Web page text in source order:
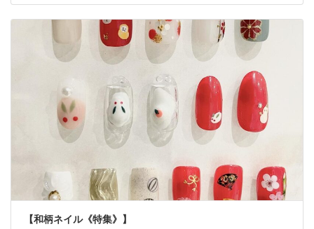
【和柄ネイル《特集》】